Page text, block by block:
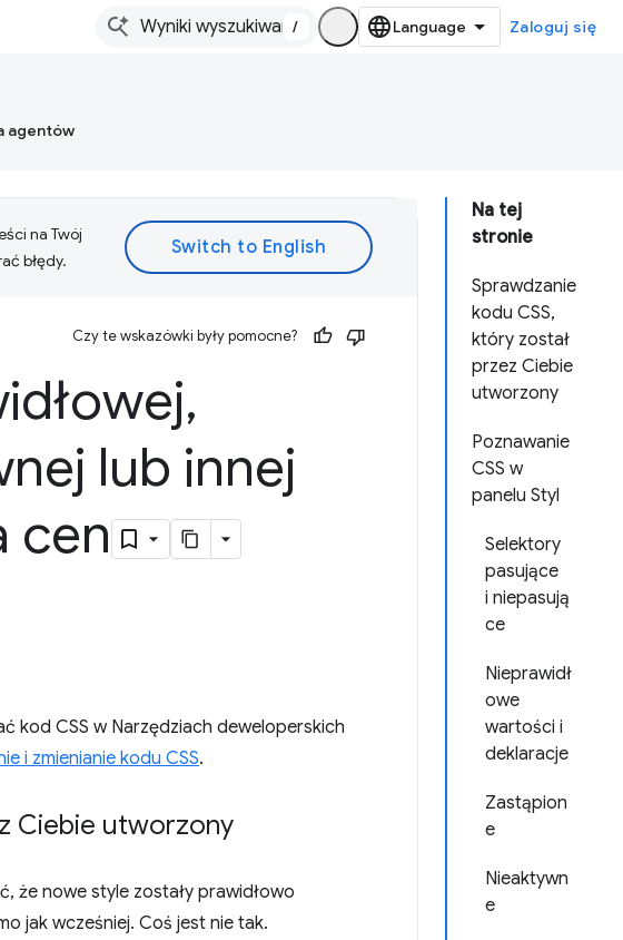
/ Zaloguj się
agentów
Na tej
stronie
Sprawdzanie
kodu CSS,
który został
przez Ciebie
utworzony
Poznawanie
CSS w
panelu Styl
Selektory
pasujące
i niepasują
ce
Nieprawidł
owe
wartości i
deklaracje
Zastąpion
e
Nieaktywn
e
na Twój
błędy.
Czy te wskazówki były pomocne?
,
lub innej
cen
kod CSS w Narzędziach deweloperskich
i zmienianie kodu CSS.
Ciebie utworzony
że nowe style zostały prawidłowo
jak wcześniej. Coś jest nie tak.